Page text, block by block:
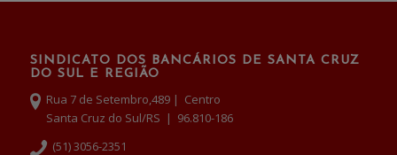
SINDICATO DOS BANCÁRIOS DE SANTA CRUZ
DO SUL E REGIÃO
Rua 7 de Setembro,489 | Centro
Santa Cruz do Sul/RS | 96.810-186
(51) 3056-2351